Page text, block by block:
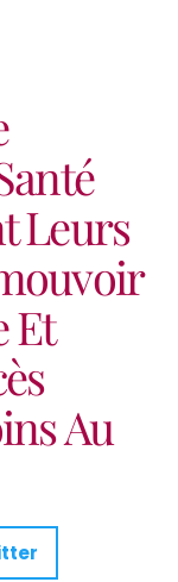
Leurs
Et
Au